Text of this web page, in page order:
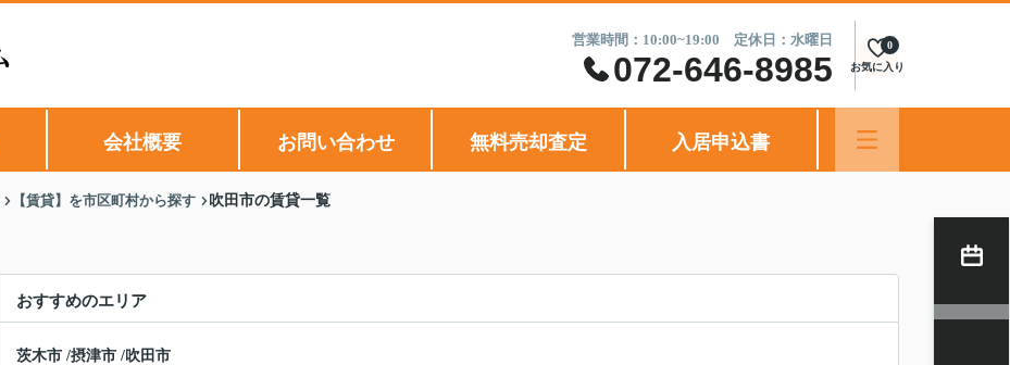
営業時間：10:00~19:00 定休日：水曜日
072-646-8985 お気に入り
0
会社概要 お問い合わせ 無料売却査定 入居申込書
【賃貸】を市区町村から探す 吹田市の賃貸一覧
おすすめのエリア
茨木市 /摂津市 /吹田市